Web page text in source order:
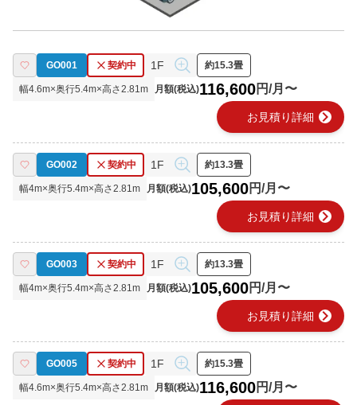
GO001 契約中 1F 約15.3畳
幅4.6m×奥行5.4m×高さ2.81m 月額(税込)116,600円/月〜
お見積り詳細 chevron_right
GO002 契約中 1F 約13.3畳
幅4m×奥行5.4m×高さ2.81m 月額(税込)105,600円/月〜
お見積り詳細 chevron_right
GO003 契約中 1F 約13.3畳
幅4m×奥行5.4m×高さ2.81m 月額(税込)105,600円/月〜
お見積り詳細 chevron_right
GO005 契約中 1F 約15.3畳
幅4.6m×奥行5.4m×高さ2.81m 月額(税込)116,600円/月〜